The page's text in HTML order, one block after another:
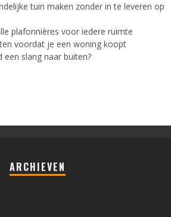
tuin maken zonder in te leveren op
plafonnières voor iedere ruimte
voordat je een woning koopt
slang naar buiten?
ARCHIEVEN